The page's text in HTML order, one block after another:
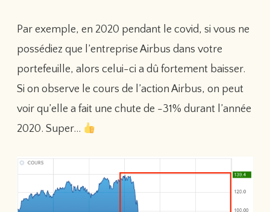
Par exemple, en 2020 pendant le covid, si vous ne
possédiez que l’entreprise Airbus dans votre
portefeuille, alors celui-ci a dû fortement baisser.
Si on observe le cours de l’action Airbus, on peut
voir qu’elle a fait une chute de -31% durant l’année
2020. Super…